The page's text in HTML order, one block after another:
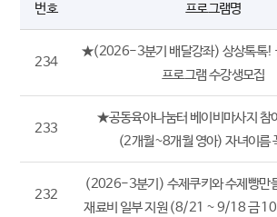
번호 프로그램명
234
★(2026-3분기 배달강좌) 상상톡톡!
프로그램 수강생모집
233
★공동육아나눔터 베이비마사지 참
(2개월~8개월 영아) 자녀이름
232
(2026-3분기) 수제쿠키와 수제빵만
재료비 일부 지원 (8/21 ~ 9/18 금